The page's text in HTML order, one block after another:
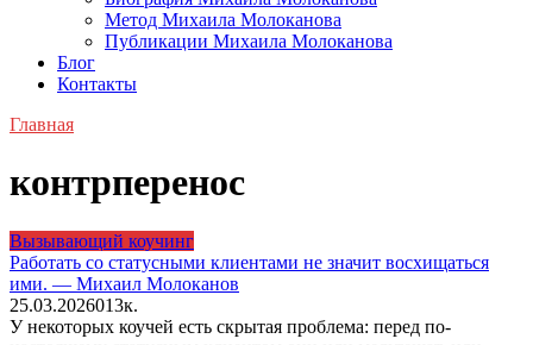
Метод Михаила Молоканова
Публикации Михаила Молоканова
Блог
Контакты
Главная
контрперенос
Вызывающий коучинг
Работать со статусными клиентами не значит восхищаться
ими. — Михаил Молоканов
25.03.2026013к.
У некоторых коучей есть скрытая проблема: перед по-